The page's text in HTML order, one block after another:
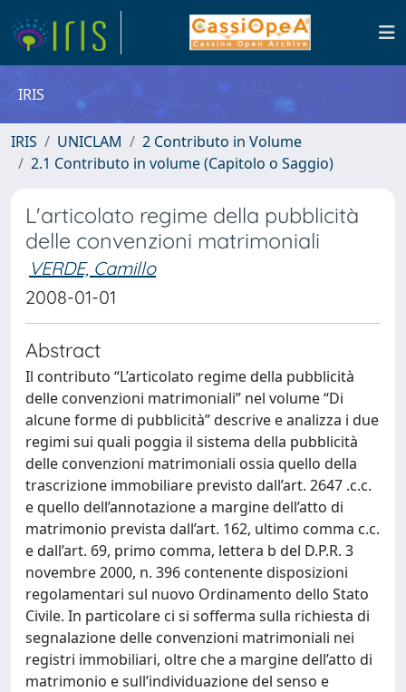
IRIS
IRIS UNICLAM
2 Contributo in Volume
2.1 Contributo in volume (Capitolo o Saggio)
L'articolato regime della pubblicità
delle convenzioni matrimoniali
VERDE, Camillo
2008-01-01
Abstract
Il contributo “L’articolato regime della pubblicità
delle convenzioni matrimoniali” nel volume “Di
alcune forme di pubblicità” descrive e analizza i due
regimi sui quali poggia il sistema della pubblicità
delle convenzioni matrimoniali ossia quello della
trascrizione immobiliare previsto dall’art. 2647 .c.c.
e quello dell’annotazione a margine dell’atto di
matrimonio prevista dall’art. 162, ultimo comma c.c.
e dall’art. 69, primo comma, lettera b del D.P.R. 3
novembre 2000, n. 396 contenente disposizioni
regolamentari sul nuovo Ordinamento dello Stato
Civile. In particolare ci si sofferma sulla richiesta di
segnalazione delle convenzioni matrimoniali nei
registri immobiliari, oltre che a margine dell’atto di
matrimonio e sull’individuazione del senso e